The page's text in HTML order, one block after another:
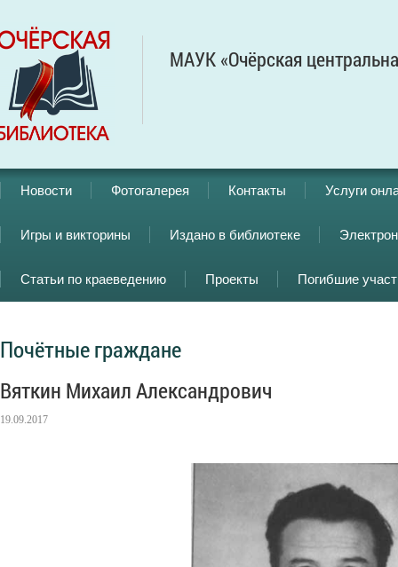
МАУК «Очёрская
Новости Фотогалерея Контакты Услуги
Игры и викторины Издано в библиотеке
Статьи по краеведению Проекты Погибшие
Почётные граждане
Вяткин Михаил Александрович
19.09.2017